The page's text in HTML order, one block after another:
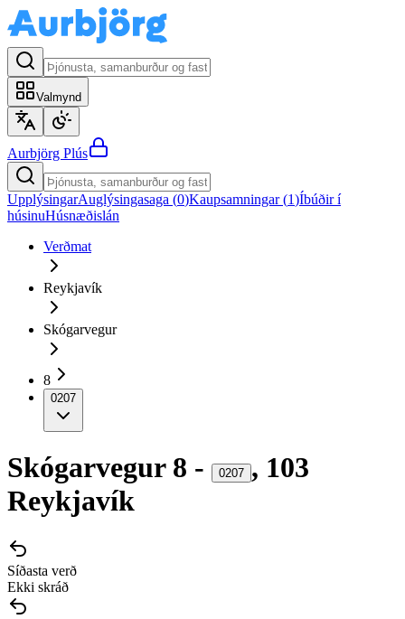
Valmynd
Aurbjörg Plús
UpplýsingarAuglýsingasaga (0)Kaupsamningar (1)Íbúðir í
húsinuHúsnæðislán
Verðmat
Reykjavík
Skógarvegur
8
0207
Skógarvegur 8 - 0207 , 103
Reykjavík
Síðasta verð
Ekki skráð